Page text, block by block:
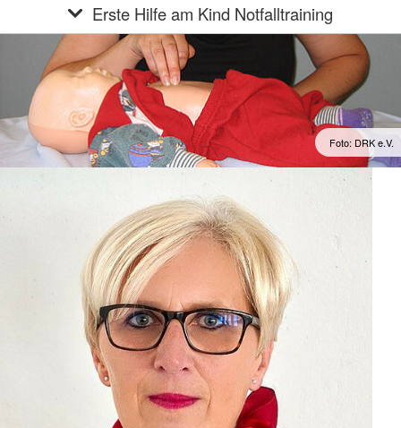
Erste Hilfe am Kind Notfalltraining
Foto: DRK e.V.